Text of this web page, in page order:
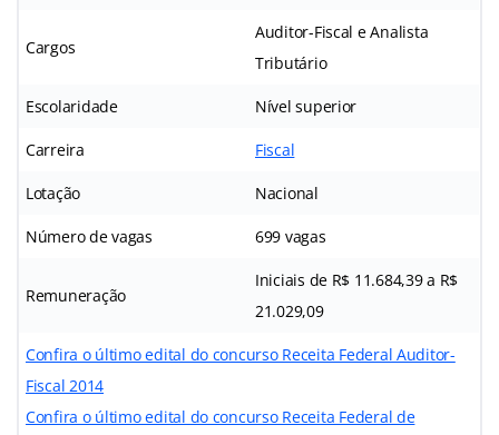
Cargos
Auditor-Fiscal e Analista
Tributário
Escolaridade Nível superior
Carreira Fiscal
Lotação Nacional
Número de vagas 699 vagas
Remuneração
Iniciais de R$ 11.684,39 a R$
21.029,09
Confira o último edital do concurso Receita Federal Auditor-
Fiscal 2014
Confira o último edital do concurso Receita Federal de